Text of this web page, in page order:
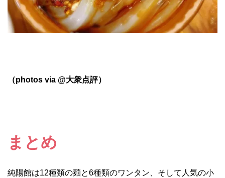
（photos via @大衆点評）
まとめ
純陽館は12種類の麺と6種類のワンタン、そして人気の小